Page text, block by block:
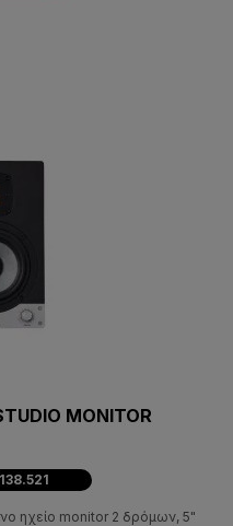
MONITOR
ηχείο monitor 2 δρόμων, 5"